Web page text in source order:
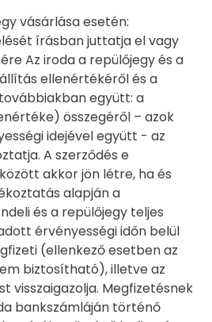
vásárlása esetén:
írásban juttatja el vagy
Az iroda a repülőjegy és a
ellenértékéről és a
együtt: a
összegéről – azok
idejével együtt - az
A szerződés e
akkor jön létre, ha és
alapján a
és a repülőjegy teljes
érvényességi időn belül
(ellenkező esetben az
biztosítható), illetve az
visszaigazolja. Megfizetésnek
bankszámláján történő